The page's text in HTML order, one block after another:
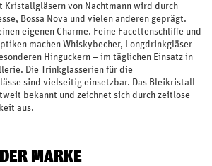
Kristallgläsern von Nachtmann wird durch
Bossa Nova und vielen anderen geprägt.
eigenen Charme. Feine Facettenschliffe und
machen Whiskybecher, Longdrinkgläser
Hinguckern – im täglichen Einsatz in
Die Trinkglasserien für die
sind vielseitig einsetzbar. Das Bleikristall
bekannt und zeichnet sich durch zeitlose
aus.
MARKE